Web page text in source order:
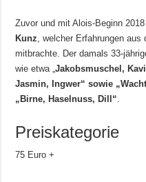
Zuvor und mit Alois-Beginn
Kunz , welcher Erfahrungen
mitbrachte. Der damals 33-
wie etwa „Jakobsmuschel,
Jasmin, Ingwer“ sowie
„Birne, Haselnuss, Dill“
Preiskategorie
75 Euro +